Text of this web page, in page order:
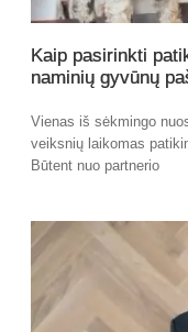
Kaip pasirinkti
naminių gyvūnų
Vienas iš sėkmingo
veiksnių laikomas
Būtent nuo partnerio